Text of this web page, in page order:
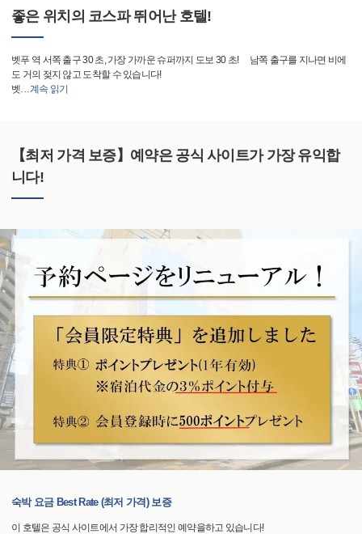
좋은 위치의 코스파 뛰어난 호텔!
벳푸 역 서쪽 출구 30 초, 가장 가까운 슈퍼까지 도보 30 초! 남쪽 출구를 지나면 비에
도 거의 젖지 않고 도착할 수 있습니다!
벳…계속 읽기
【최저 가격 보증】예약은 공식 사이트가 가장 유익합
니다!
숙박 요금 Best Rate (최저 가격) 보증
이 호텔은 공식 사이트에서 가장 합리적인 예약을하고 있습니다!